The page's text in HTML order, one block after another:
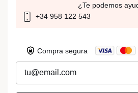
¿Te podemos
+34 958 122 543
Compra segura